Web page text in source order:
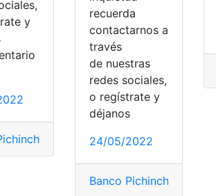
cuenta de ahorro
Ecuador
y
Ecuador,Ofertas,postular
recuerda
contactarnos a
través
de nuestras
redes sociales,
o regístrate y
déjanos
24/05/2022
Banco Pichincha